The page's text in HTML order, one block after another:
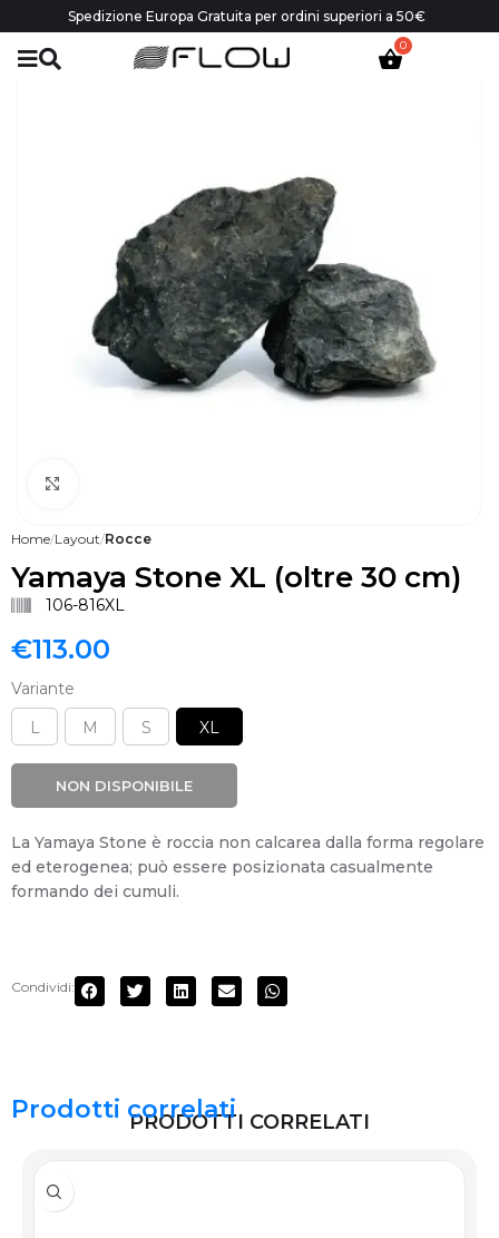
Spedizione Europa Gratuita per ordini superiori a 50€
Home Layout Rocce
Yamaya Stone XL (oltre 30 cm)
106-816XL
€113.00
Variante
L
M S XL
NON DISPONIBILE
La Yamaya Stone è roccia non calcarea dalla forma regolare
ed eterogenea; può essere posizionata casualmente
formando dei cumuli.
Condividi:
PRODOTTI CORRELATI
Prodotti correlati